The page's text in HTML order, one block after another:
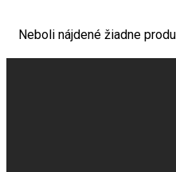
Neboli nájdené žiadne